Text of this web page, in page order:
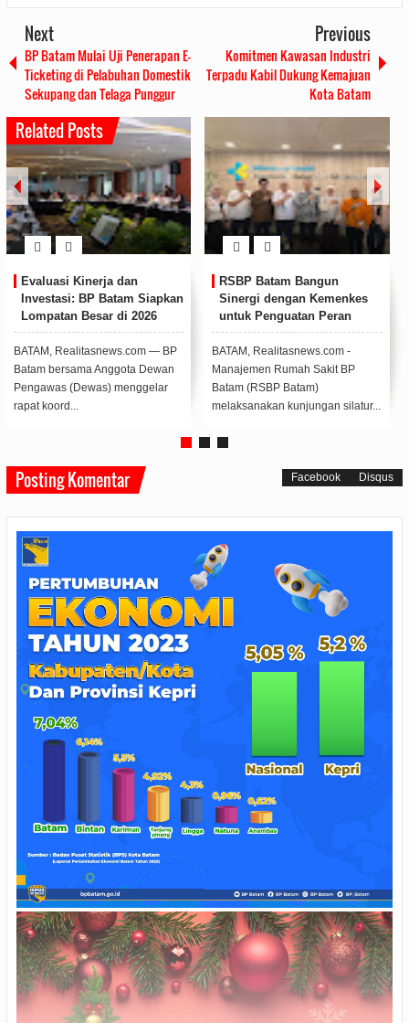
Next
BP Batam Mulai Uji Penerapan E-
Ticketing di Pelabuhan Domestik
Sekupang dan Telaga Punggur
Previous
Komitmen Kawasan Industri
Terpadu Kabil Dukung Kemajuan
Kota Batam
Related Posts
Batam Bangun
dengan Kemenkes
Penguatan Peran
Sakit Pendidikan
di Batam
Realitasnews.com -
Rumah Sakit BP
Batam)
kunjungan silatur...
Respon Cepat Tangani
Gangguan Suplai Air, Deputi
Bidang Pelayanan Umum
Kirim Tim Teknis dan Mobil
Tangki
BATAM, Realitasnews.com
- Persoalan distribusi air yang
dialami warga Bengkong Pertiwi,
Dasar
Posting Komentar Facebook Disqus